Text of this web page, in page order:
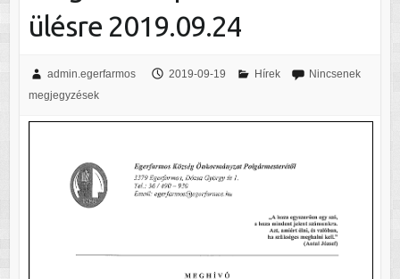
ülésre 2019.09.24
admin.egerfarmos 2019-09-19 Hírek
Nincsenek
megjegyzések